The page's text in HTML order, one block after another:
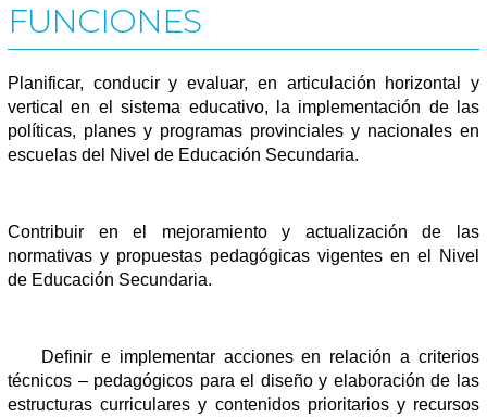
FUNCIONES
Planificar, conducir y evaluar, en articulación horizontal y
vertical en el sistema educativo, la implementación de las
políticas, planes y programas provinciales y nacionales en
escuelas del Nivel de Educación Secundaria.
Contribuir en el mejoramiento y actualización de las
normativas y propuestas pedagógicas vigentes en el Nivel
de Educación Secundaria.
Definir e implementar acciones en relación a criterios
técnicos – pedagógicos para el diseño y elaboración de las
estructuras curriculares y contenidos prioritarios y recursos